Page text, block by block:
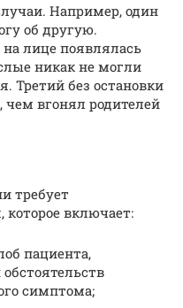
Например, один
об другую.
на лице появлялась
никак не могли
Третий без остановки
чем вгонял родителей
требует
которое включает:
пациента,
симптома;